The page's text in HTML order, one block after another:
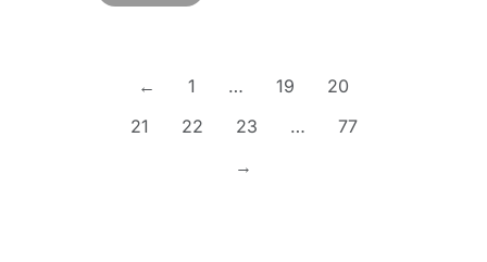
← 1 … 19
20
21
22 23 …
77
→